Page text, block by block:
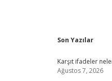
Son Yazılar
Karşıt ifadeler
Ağustos 7, 2026